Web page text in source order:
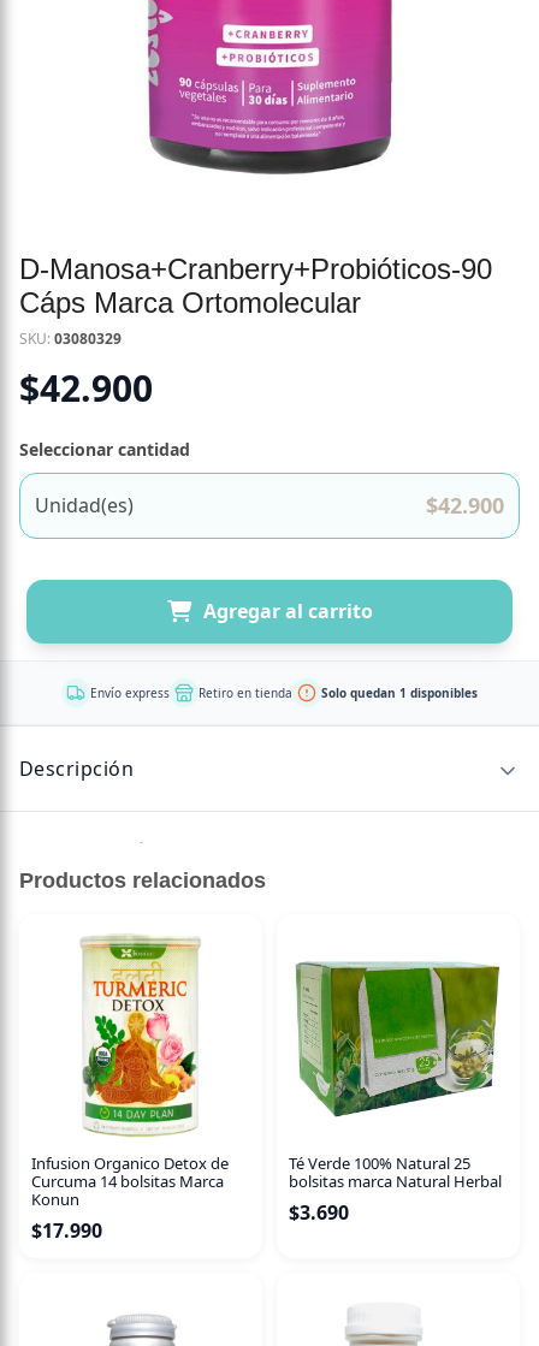
D-Manosa+Cranberry+Probióticos-90
Cáps Marca Ortomolecular
SKU:03080329
$42.900
Seleccionar cantidad
Unidad(es) $42.900
Agregar al carrito
Envío express Retiro en tienda Solo quedan 1 disponibles
Descripción
Sin descripción disponible.
Productos relacionados
Infusion Organico Detox de
Curcuma 14 bolsitas Marca
Konun
$17.990
Té Verde 100% Natural 25
bolsitas marca Natural Herbal
$3.690